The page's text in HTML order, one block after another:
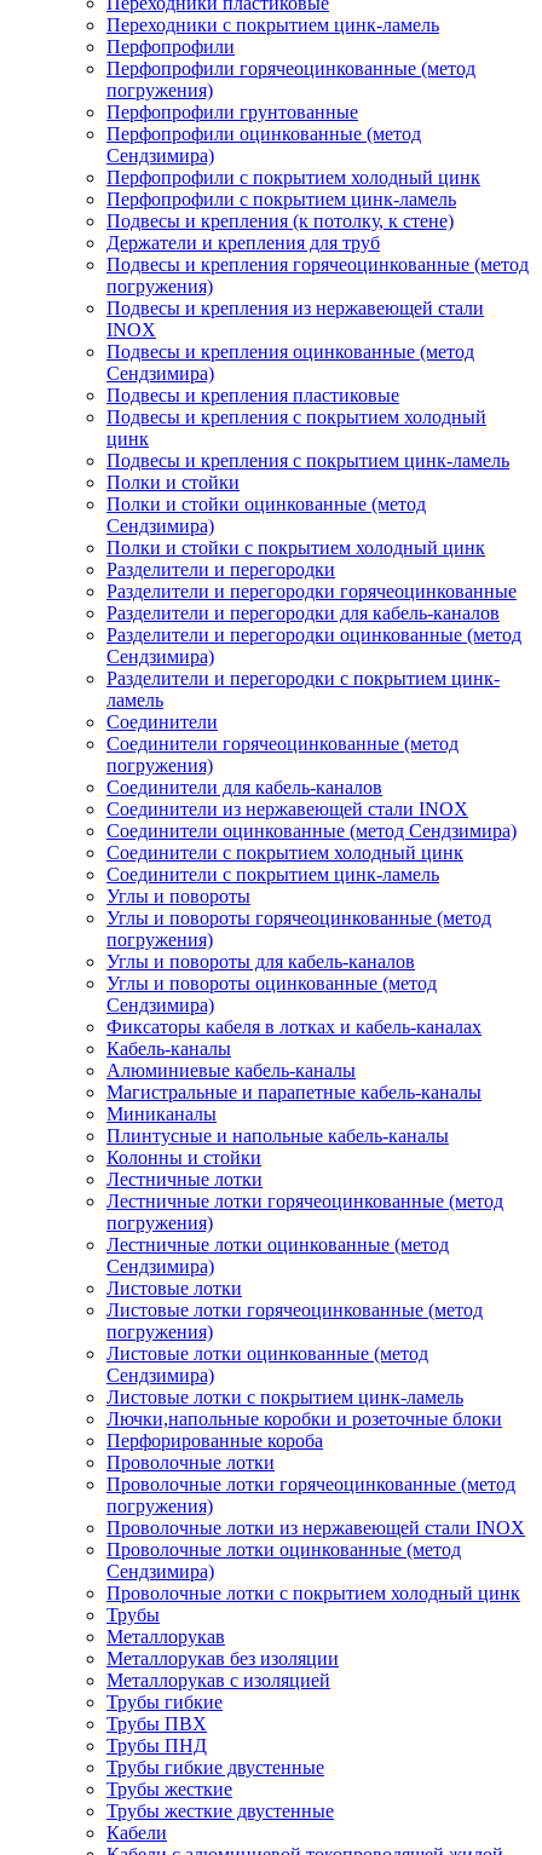
Переходники с покрытием цинк-ламель
Перфопрофили
Перфопрофили горячеоцинкованные (метод
погружения)
Перфопрофили грунтованные
Перфопрофили оцинкованные (метод
Сендзимира)
Перфопрофили с покрытием холодный цинк
Перфопрофили с покрытием цинк-ламель
Подвесы и крепления (к потолку, к стене)
Держатели и крепления для труб
Подвесы и крепления горячеоцинкованные (метод
погружения)
Подвесы и крепления из нержавеющей стали
INOX
Подвесы и крепления оцинкованные (метод
Сендзимира)
Подвесы и крепления пластиковые
Подвесы и крепления с покрытием холодный
цинк
Подвесы и крепления с покрытием цинк-ламель
Полки и стойки
Полки и стойки оцинкованные (метод
Сендзимира)
Полки и стойки с покрытием холодный цинк
Разделители и перегородки
Разделители и перегородки горячеоцинкованные
Разделители и перегородки для кабель-каналов
Разделители и перегородки оцинкованные (метод
Сендзимира)
Разделители и перегородки с покрытием цинк-
ламель
Соединители
Соединители горячеоцинкованные (метод
погружения)
Соединители для кабель-каналов
Соединители из нержавеющей стали INOX
Соединители оцинкованные (метод Сендзимира)
Соединители с покрытием холодный цинк
Соединители с покрытием цинк-ламель
Углы и повороты
Углы и повороты горячеоцинкованные (метод
погружения)
Углы и повороты для кабель-каналов
Углы и повороты оцинкованные (метод
Сендзимира)
Фиксаторы кабеля в лотках и кабель-каналах
Кабель-каналы
Алюминиевые кабель-каналы
Магистральные и парапетные кабель-каналы
Миниканалы
Плинтусные и напольные кабель-каналы
Колонны и стойки
Лестничные лотки
Лестничные лотки горячеоцинкованные (метод
погружения)
Лестничные лотки оцинкованные (метод
Сендзимира)
Листовые лотки
Листовые лотки горячеоцинкованные (метод
погружения)
Листовые лотки оцинкованные (метод
Сендзимира)
Листовые лотки с покрытием цинк-ламель
Лючки,напольные коробки и розеточные блоки
Перфорированные короба
Проволочные лотки
Проволочные лотки горячеоцинкованные (метод
погружения)
Проволочные лотки из нержавеющей стали INOX
Проволочные лотки оцинкованные (метод
Сендзимира)
Проволочные лотки с покрытием холодный цинк
Трубы
Металлорукав
Металлорукав без изоляции
Металлорукав с изоляцией
Трубы гибкие
Трубы ПВХ
Трубы ПНД
Трубы гибкие двустенные
Трубы жесткие
Трубы жесткие двустенные
Кабели